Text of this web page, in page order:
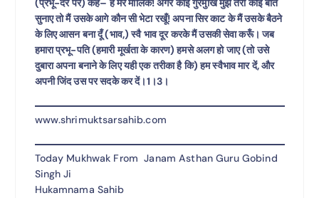
(प्रभू-दर पर) कह– हे मेरे मालिक! अगर कोई गुरमुखि मुझे तेरी कोई बात
सुनाए तो मैं उसके आगे कौन सी भेटा रखूँ! अपना सिर काट के मैं उसके बैठने
के लिए आसन बना दूँ (भाव,) स्वै भाव दूर करके मैं उसकी सेवा करूँ। जब
हमारा प्रभू-पति (हमारी मूर्खता के कारण) हमसे अलग हो जाए (तो उसे
दुबारा अपना बनाने के लिए यही एक तरीका है कि) हम स्वैभाव मार दें, और
अपनी जिंद उस पर सदके कर दें।1।3।
www.shrimuktsarsahib.com
Today Mukhwak From Janam Asthan Guru Gobind
Singh Ji
Hukamnama Sahib